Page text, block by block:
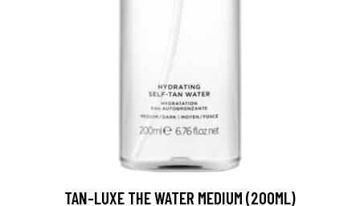
TAN-LUXE THE WATER MEDIUM (200ML)